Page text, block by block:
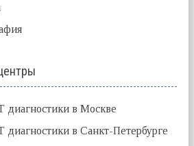
в Москве
в Санкт-Петербурге